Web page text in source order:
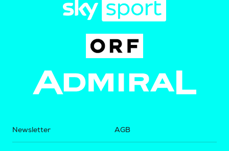
Newsletter AGB